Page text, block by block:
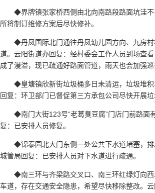
◆界牌镇张家桥西侧由北向南路段路面坑洼
所将制订维修方案后尽快修补。
◆丹凤国际北门通往丹凤幼儿园方向、九房
道。云阳街道办回复：经村委会工作人员到场查
成了漫溢，现已疏通好路面管道，雨天也会加强巡
◆皇塘镇欣新街垃圾桶多日未清运，垃圾堆
回复：环卫部门已督促第三方承包公司尽快开展
◆南门大街123号“老葛臭豆腐”门店门前路面
复：已安排人员修复。
◆锦泰园北大门东侧一处公共下水道堵塞，
城管局回复：已安排人员对下水道进行疏通。
◆南三环与齐梁路交叉口、南三环红绿灯向
车道，存在交通安全隐患，希望尽快移除整改。